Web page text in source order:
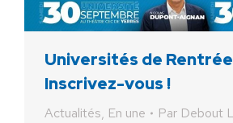
Universités de
Inscrivez-vous !
Actualités, En une Par Debout